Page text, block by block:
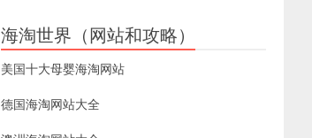
海淘世界（网站和攻略）
美国十大母婴海淘网站
德国海淘网站大全